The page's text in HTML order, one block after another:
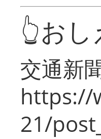
👆お
交通新
https://
21/